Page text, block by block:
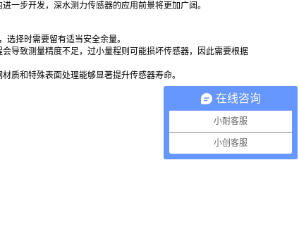
一步开发，深水测力传感器的应用前景将更加广阔。
择时需要留有适当安全余量。
导致测量精度不足，过小量程则可能损坏传感器，因此需要根据
质和特殊表面处理能够显著提升传感器寿命。
在线咨询
小耐客服
小创客服